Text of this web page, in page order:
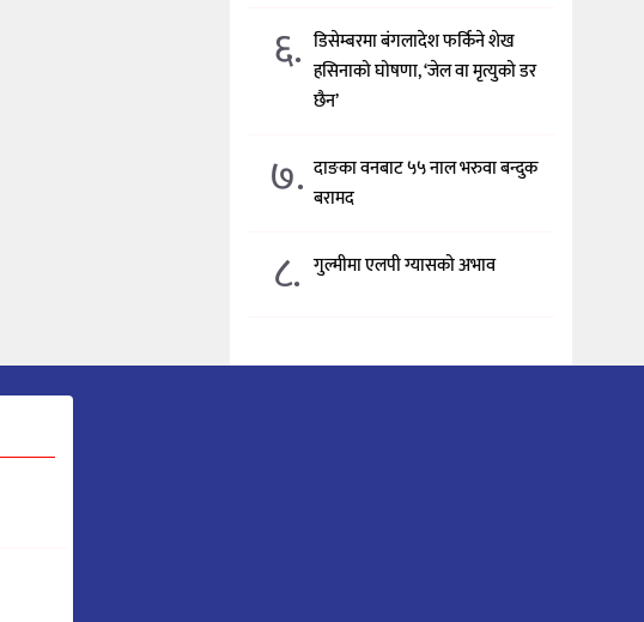
६. डिसेम्बरमा बंगलादेश फर्किने शेख
हसिनाको घोषणा, ‘जेल वा मृत्युको डर
छैन’
७. दाङका वनबाट ५५ नाल भरुवा बन्दुक
बरामद
८. गुल्मीमा एलपी ग्यासको अभाव